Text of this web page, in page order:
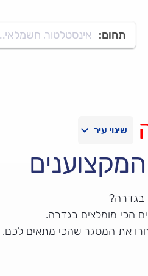
תחום: אינסטלטור,
בגדרה?
הכי מומלצים בגדרה.
את המסגר שהכי מתאים לכם.